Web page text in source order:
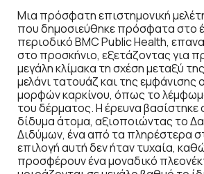
Μια πρόσφατη επιστημονική
που δημοσιεύθηκε πρόσφατα στο
περιοδικό BMC Public Health,
στο προσκήνιο, εξετάζοντας για
μεγάλη κλίμακα τη σχέση μεταξύ
μελάνι τατουάζ και της εμφάνισης
μορφών καρκίνου, όπως το
του δέρματος. Η έρευνα
δίδυμα άτομα, αξιοποιώντας το
Διδύμων, ένα από τα πληρέστερα
επιλογή αυτή δεν ήταν τυχαία,
προσφέρουν ένα μοναδικό